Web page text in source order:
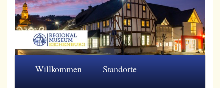
Zum
primären
Inhalt
Regionalmuseum Eschenburg e.V.
Willkommen Standorte